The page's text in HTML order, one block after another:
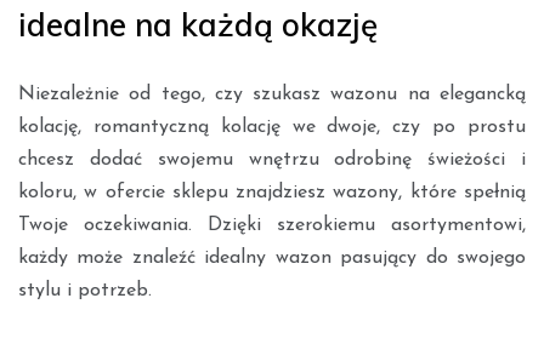
idealne na każdą okazję
Niezależnie od tego, czy szukasz wazonu na elegancką
kolację, romantyczną kolację we dwoje, czy po prostu
chcesz dodać swojemu wnętrzu odrobinę świeżości i
koloru, w ofercie sklepu znajdziesz wazony, które spełnią
Twoje oczekiwania. Dzięki szerokiemu asortymentowi,
każdy może znaleźć idealny wazon pasujący do swojego
stylu i potrzeb.